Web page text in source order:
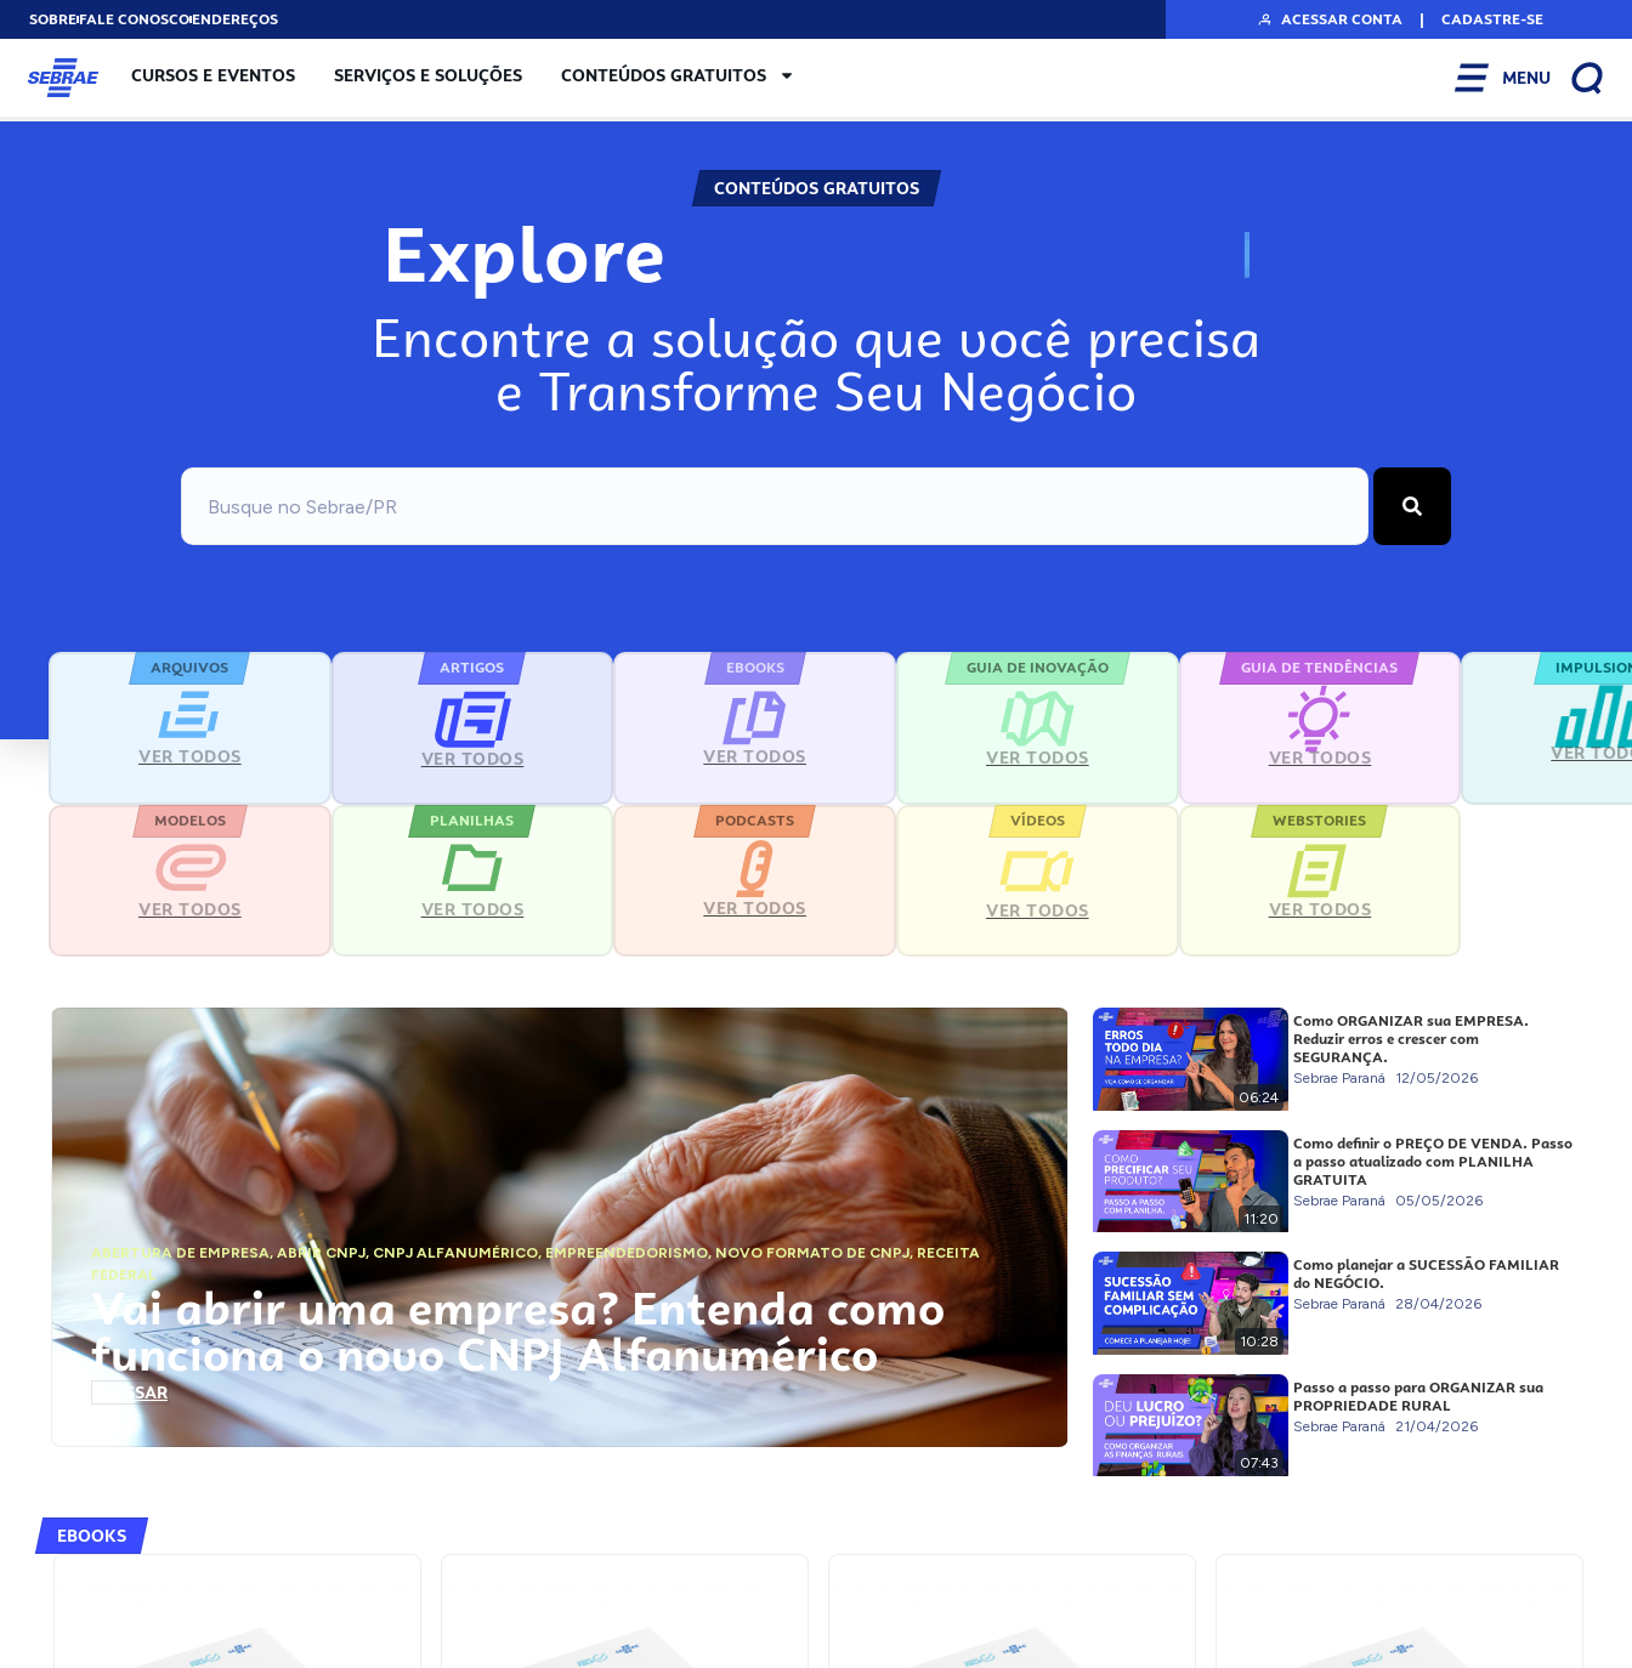
SOBREFALE CONOSCOENDEREÇOS ACESSAR CONTA | CADASTRE-SE
CURSOS E EVENTOS SERVIÇOS E SOLUÇÕES CONTEÚDOS GRATUITOS MENU
CONTEÚDOS GRATUITOS
Explore N
Encontre a solução que você precisa
e Transforme Seu Negócio
ARQUIVOS
VER TODOS
ARTIGOS
VER TODOS
EBOOKS
VER TODOS
GUIA DE INOVAÇÃO
VER TODOS
GUIA DE TENDÊNCIAS
VER TODOS VER
MODELOS
VER TODOS
PLANILHAS
VER TODOS
PODCASTS
VER TODOS
VÍDEOS
VER TODOS
WEBSTORIES
VER TODOS
ABERTURA DE EMPRESA,ABRIR CNPJ, CNPJ ALFANUMÉRICO, EMPREENDEDORISMO,NOVO FORMATO DE CNPJ,RECEITA
FEDERAL
Vai abrir uma empresa? Entenda como
funciona o novo CNPJ Alfanumérico
ACESSAR
06:24
Como ORGANIZAR sua EMPRESA.
Reduzir erros e crescer com
SEGURANÇA.
Sebrae Paraná 12/05/2026
11:20
Como definir o PREÇO DE VENDA. Passo
a passo atualizado com PLANILHA
GRATUITA
Sebrae Paraná 05/05/2026
10:28
Como planejar a SUCESSÃO FAMILIAR
do NEGÓCIO.
Sebrae Paraná 28/04/2026
07:43
Passo a passo para ORGANIZAR sua
PROPRIEDADE RURAL
Sebrae Paraná 21/04/2026
EBOOKS